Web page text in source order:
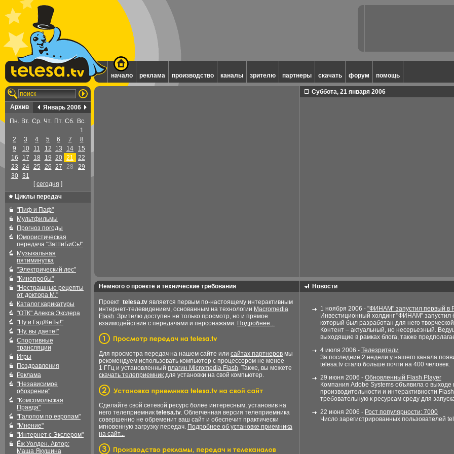
начало реклама производство каналы зрителю партнеры скачать форум помощь
Архив
Январь 2006
Пн. Вт. Ср. Чт. Пт. Сб. Вс.
1
2
3 4 5 6 7
8
9
10 11 12 13 14
15
16
17 18 19 20 21
22
23
24 25 26 27 28
29
30
31
[cегодня ]
Циклы передач
"Пиф и Паф"
Мультфильмы
Прогноз погоды
Юмористическая
передача "ЗаШиБиСь!"
Музыкальная
пятиминутка
"Электрический лес"
"Кинопробы"
"Нестрашные рецепты
от доктора М."
Каталог карикатуры
"ОТК" Алекса Экслера
"Ну и ГадЖеТы!"
"Ну, вы даете!"
Спортивные
трансляции
Игры
Поздравления
Реклама
"Независимое
обозрение"
"Комсомольская
Правда"
"Галопом по европам"
"Мнение"
"Интернет с Экслером"
Ёж Уолден. Автор:
Маша Якушина
Суббота, 21 января 2006
Немного о проекте и технические требования
Проект telesa.tv является первым по-настоящему интерактивным
интернет-телевидением, основанным на технологии Macromedia
Flash. Зрителю доступен не только просмотр, но и прямое
взаимодействие с передачами и персонажами. Подробнее...
Для просмотра передач на нашем сайте или сайтах партнеров мы
рекомендуем использовать компьютер с процессором не менее
1 ГГц и установленный плагин Micromedia Flash. Также, вы можете
скачать телеприемник для установки на свой компьютер.
Сделайте свой сетевой ресурс более интересным, установив на
него телеприемник telesa.tv. Облегченная версия телеприемника
совершенно не обременит ваш сайт и обеспечит практически
мгновенную загрузку передач. Подробнее об установке приемника
на сайт...
Новости
1 ноября 2006 - "ФИНАМ" запустил первый в
Инвестиционный холдинг "ФИНАМ" запустил
который был разработан для него
Контент – актуальный, но несерьезный.
выходящие в рамках блога, также
4 июля 2006 - Телезрители
За последние 2 недели у нашего канала
telesa.tv стало больше почти на 400 человек.
29 июня 2006 - Обновленный Flash Player
Компания Adobe Systems объявила о
производительности и интерактивности
требовательную к ресурсам среду для
22 июня 2006 - Рост популярности: 7000
Число зарегистрированных пользователей